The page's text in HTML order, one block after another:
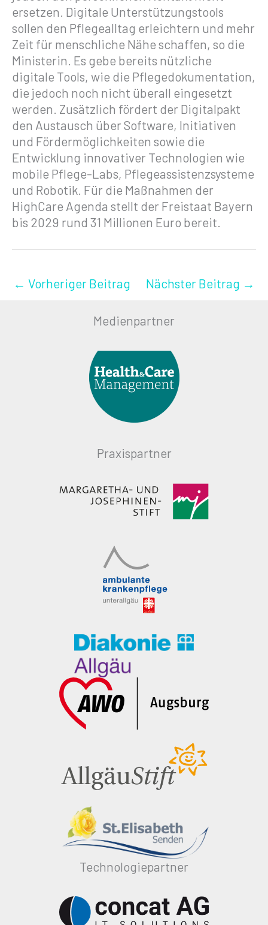
ersetzen. Digitale Unterstützungstools
sollen den Pflegealltag erleichtern und mehr
Zeit für menschliche Nähe schaffen, so die
Ministerin. Es gebe bereits nützliche
digitale Tools, wie die Pflegedokumentation,
die jedoch noch nicht überall eingesetzt
werden. Zusätzlich fördert der Digitalpakt
den Austausch über Software, Initiativen
und Fördermöglichkeiten sowie die
Entwicklung innovativer Technologien wie
mobile Pflege-Labs, Pflegeassistenzsysteme
und Robotik. Für die Maßnahmen der
HighCare Agenda stellt der Freistaat Bayern
bis 2029 rund 31 Millionen Euro bereit.
← Vorheriger Beitrag Nächster Beitrag →
Medienpartner
Praxispartner
Technologiepartner